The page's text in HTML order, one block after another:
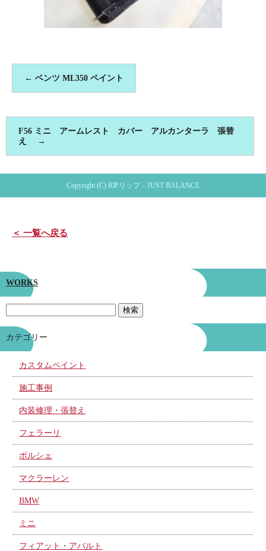
← ベンツ ML350 ペイント
F56 ミニ アームレスト カバー アルカンターラ 張替
え
→
Copyright (C) RIPリップ – JUST BALANCE
＜ 一覧へ戻る
WORKS
カテゴリー
カスタムペイント
施工事例
内装修理・張替え
フェラーリ
ポルシェ
マクラーレン
BMW
ミニ
フィアット・アバルト